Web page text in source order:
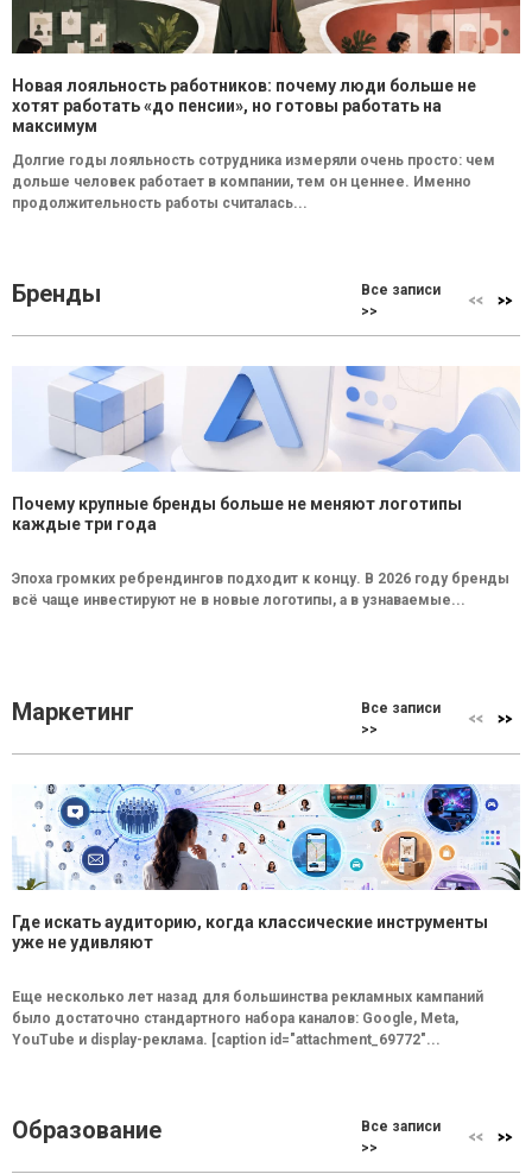
Новая лояльность работников: почему люди больше не
хотят работать «до пенсии», но готовы работать на
максимум
Долгие годы лояльность сотрудника измеряли очень просто: чем
дольше человек работает в компании, тем он ценнее. Именно
продолжительность работы считалась...
Бренды
Все записи
>>
Почему крупные бренды больше не меняют логотипы
каждые три года
Эпоха громких ребрендингов подходит к концу. В 2026 году бренды
всё чаще инвестируют не в новые логотипы, а в узнаваемые...
Маркетинг
Все записи
>>
Где искать аудиторию, когда классические инструменты
уже не удивляют
Еще несколько лет назад для большинства рекламных кампаний
было достаточно стандартного набора каналов: Google, Meta,
YouTube и display-реклама. [caption id="attachment_69772"...
Образование
Все записи
>>